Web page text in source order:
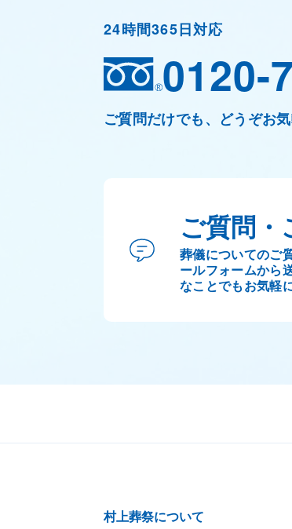
24時間365日対応
0120-
ご質問だけでも、どうぞお
ご質問・
葬儀についてのご
ールフォームから
なことでもお気軽
村上葬祭について